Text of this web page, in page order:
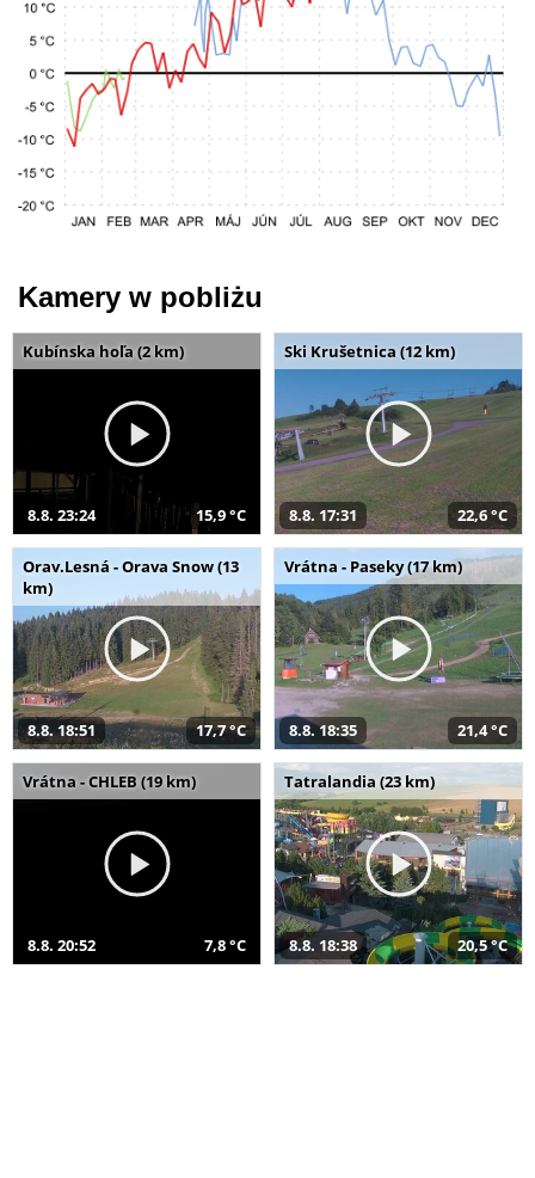
Kamery w pobliżu
Kubínska hoľa (2 km)
8.8. 23:24 15,9 °C
Ski Krušetnica (12 km)
8.8. 17:31 22,6 °C
Orav.Lesná - Orava Snow (13
km)
8.8. 18:51 17,7 °C
Vrátna - Paseky (17 km)
8.8. 18:35 21,4 °C
Vrátna - CHLEB (19 km)
8.8. 20:52 7,8 °C
Tatralandia (23 km)
8.8. 18:38 20,5 °C